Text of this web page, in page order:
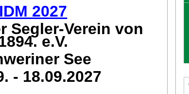
IDM 2027
Segler-Verein von
e.V.
See
- 18.09.2027